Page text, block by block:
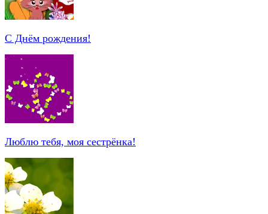
С Днём рождения!
Люблю тебя, моя сестрёнка!